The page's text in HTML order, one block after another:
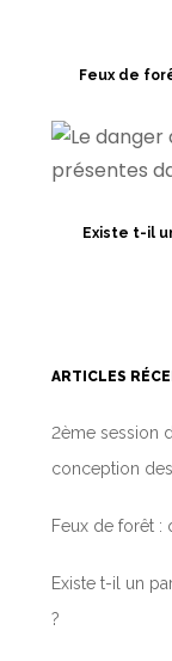
Feux de
Existe t-il
ARTICLES
2ème session
conception
Feux de forêt :
Existe t-il un
?